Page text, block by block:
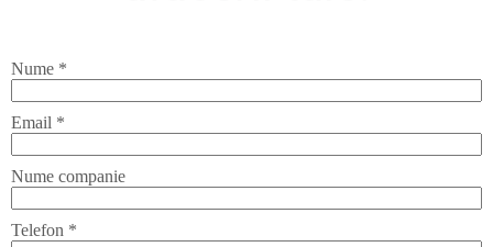
Nume *
Email *
Nume companie
Telefon *